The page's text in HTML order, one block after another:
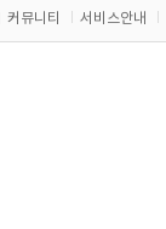
커뮤니티 서비스안내